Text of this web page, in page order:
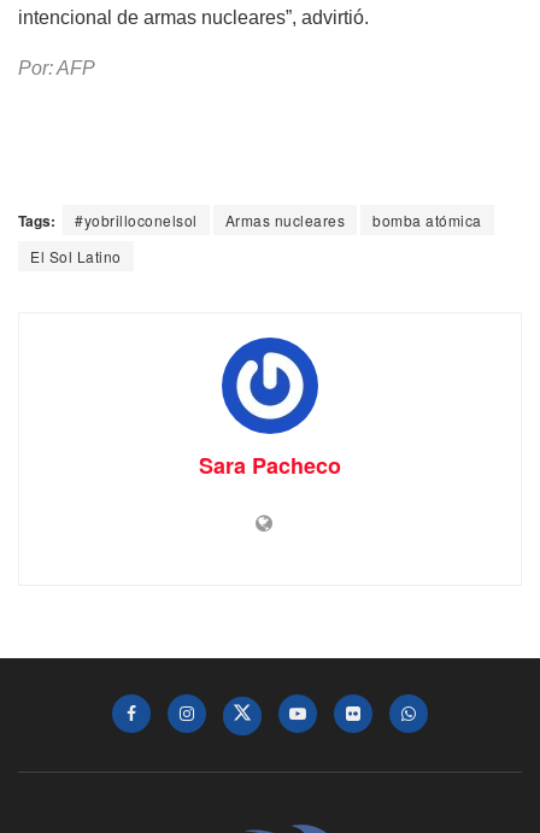
intencional de armas nucleares”, advirtió.
Por: AFP
Tags: #yobrilloconelsol Armas nucleares
bomba atómica
El Sol Latino
Sara Pacheco